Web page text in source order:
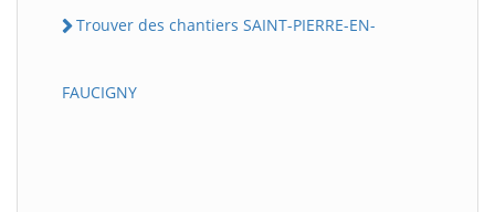
Trouver des chantiers SAINT-PIERRE-EN-
FAUCIGNY